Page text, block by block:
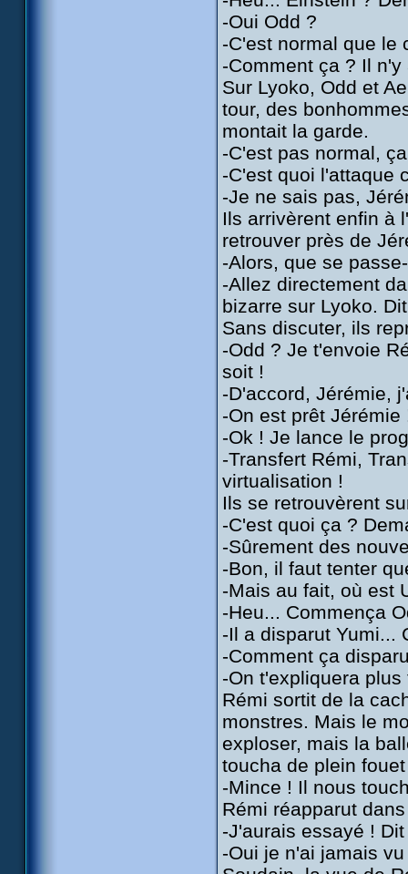
-Oui Odd ?
-C'est normal que le
-Comment ça ? Il
Sur Lyoko, Odd et
tour, des
montait la garde.
-C'est pas normal,
-C'est quoi l'attaque
-Je ne sais pas,
Ils arrivèrent enfin à
retrouver près de
-Alors, que se
-Allez directement
bizarre sur Lyoko.
Sans discuter, ils
-Odd ? Je t'envoie
soit !
-D'accord, Jérémie,
-On est prêt Jérémie
-Ok ! Je lance le
-Transfert Rémi,
virtualisation !
Ils se retrouvèrent
-C'est quoi ça ?
-Sûrement des
-Bon, il faut tenter
-Mais au fait, où est
-Heu... Commença
-Il a disparut Yumi...
-Comment ça
-On t'expliquera
Rémi sortit de la
monstres. Mais le
exploser, mais la
toucha de plein
-Mince ! Il nous
Rémi réapparut
-J'aurais essayé !
-Oui je n'ai jamais